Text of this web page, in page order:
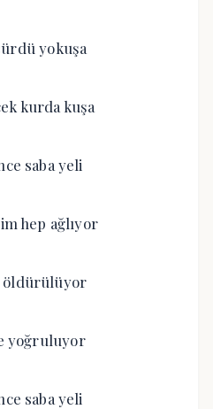
yokuşa
kurda kuşa
saba yeli
hep ağlıyor
öldürülüyor
yoğruluyor
saba yeli